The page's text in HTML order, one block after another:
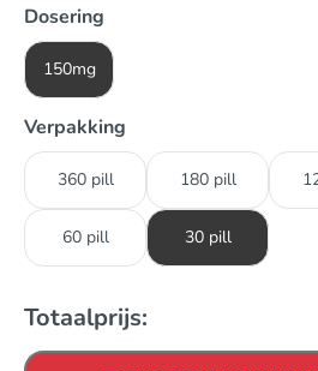
Dosering
150mg
Verpakking
360 pill 180 pill
60 pill 30 pill
Totaalprijs: